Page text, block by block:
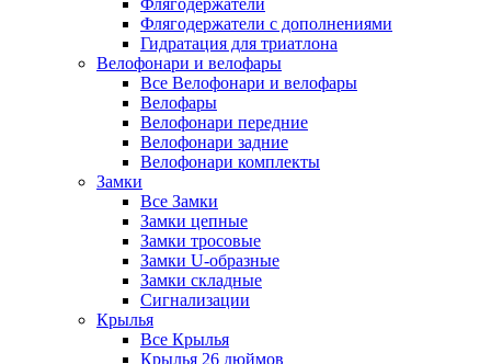
Флягодержатели
Флягодержатели с дополнениями
Гидратация для триатлона
Велофонари и велофары
Все Велофонари и велофары
Велофары
Велофонари передние
Велофонари задние
Велофонари комплекты
Замки
Все Замки
Замки цепные
Замки тросовые
Замки U-образные
Замки складные
Сигнализации
Крылья
Все Крылья
Крылья 26 дюймов